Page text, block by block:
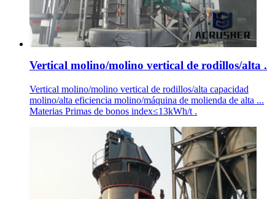
Vertical molino/molino vertical de rodillos/alta .
Vertical molino/molino vertical de rodillos/alta capacidad
molino/alta eficiencia molino/máquina de molienda de alta ...
Materias Primas de bonos index≤13kWh/t .